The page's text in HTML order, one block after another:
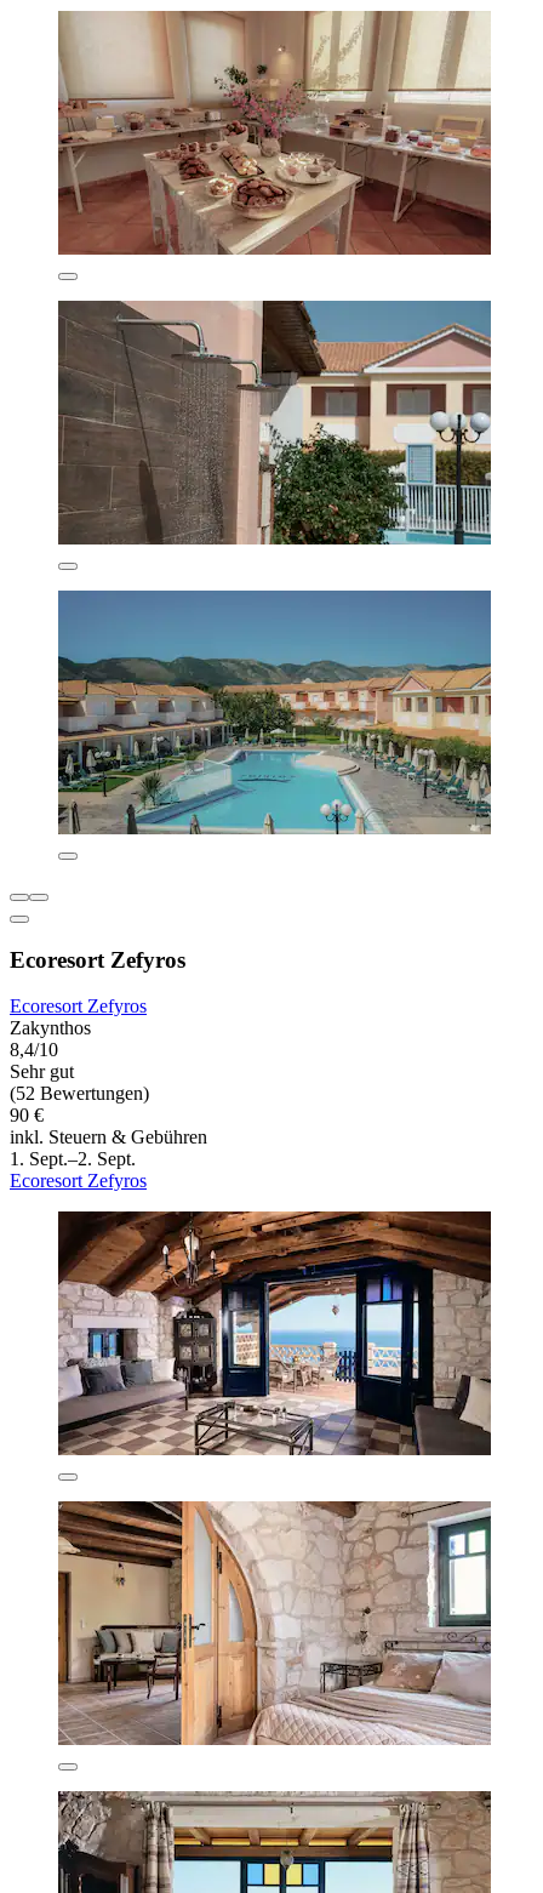
Ecoresort Zefyros
Ecoresort Zefyros
Zakynthos
8,4/10
Sehr gut
(52 Bewertungen)
90 €
inkl. Steuern & Gebühren
1. Sept.–2. Sept.
Ecoresort Zefyros